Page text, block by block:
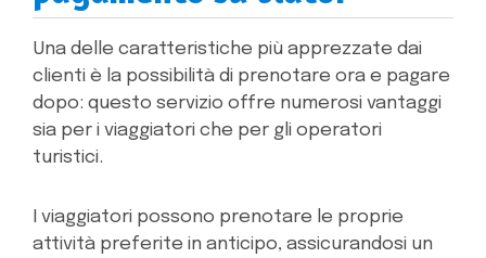
Una delle caratteristiche più apprezzate dai
clienti è la possibilità di prenotare ora e pagare
dopo: questo servizio offre numerosi vantaggi
sia per i viaggiatori che per gli operatori
turistici.
I viaggiatori possono prenotare le proprie
attività preferite in anticipo, assicurandosi un